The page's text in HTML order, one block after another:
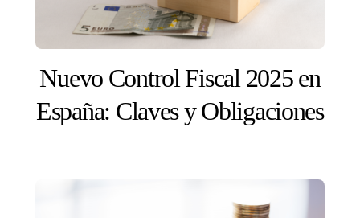
Nuevo Control Fiscal 2025 en
España: Claves y Obligaciones